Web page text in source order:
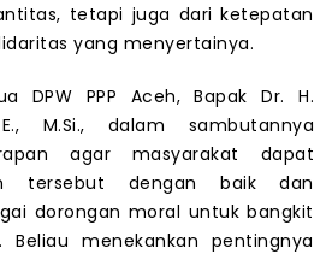
tetapi juga dari ketepatan
yang menyertainya.
DPW PPP Aceh, Bapak Dr. H.
M.Si., dalam sambutannya
agar masyarakat dapat
tersebut dengan baik dan
dorongan moral untuk bangkit
menekankan pentingnya